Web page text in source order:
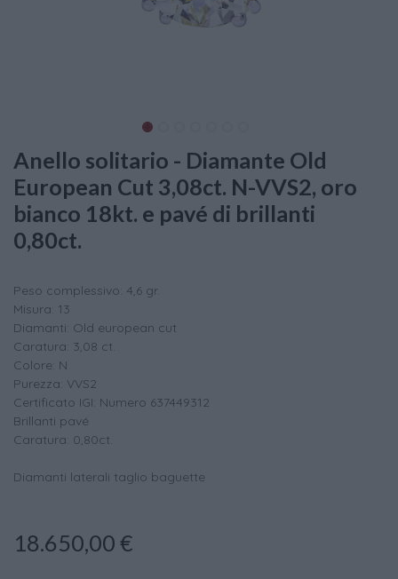
Anello solitario - Diamante Old
European Cut 3,08ct. N-VVS2, oro
bianco 18kt. e pavé di brillanti
0,80ct.
Peso complessivo: 4,6 gr.
Misura: 13
Diamanti: Old european cut
Caratura: 3,08 ct.
Colore: N
Purezza: VVS2
Certificato IGI: Numero 637449312
Brillanti pavé
Caratura: 0,80ct.
Diamanti laterali taglio baguette
18.650,00 €